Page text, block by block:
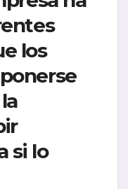
los
si lo